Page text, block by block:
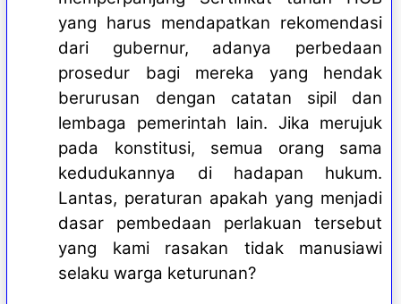
yang harus mendapatkan rekomendasi
dari gubernur, adanya perbedaan
prosedur bagi mereka yang hendak
berurusan dengan catatan sipil dan
lembaga pemerintah lain. Jika merujuk
pada konstitusi, semua orang sama
kedudukannya di hadapan hukum.
Lantas, peraturan apakah yang menjadi
dasar pembedaan perlakuan tersebut
yang kami rasakan tidak manusiawi
selaku warga keturunan?